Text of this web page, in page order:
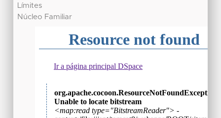
Límites
Núcleo Familiar